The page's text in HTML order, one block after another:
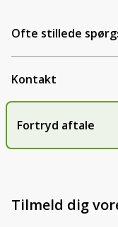
Ofte stillede
Kontakt
Fortryd aftale
Tilmeld dig